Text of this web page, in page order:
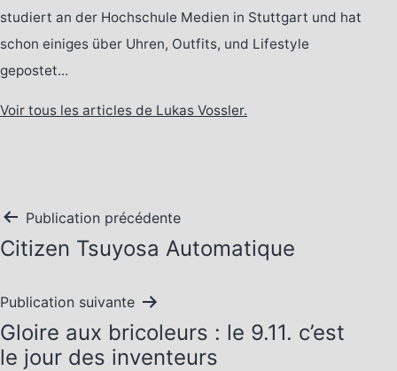
studiert an der Hochschule Medien in Stuttgart und hat
schon einiges über Uhren, Outfits, und Lifestyle
gepostet...
Voir tous les articles de Lukas Vossler.
Navigation
de
l’article
Publication précédente
Citizen Tsuyosa Automatique
Publication suivante
Gloire aux bricoleurs : le 9.11. c’est
le jour des inventeurs